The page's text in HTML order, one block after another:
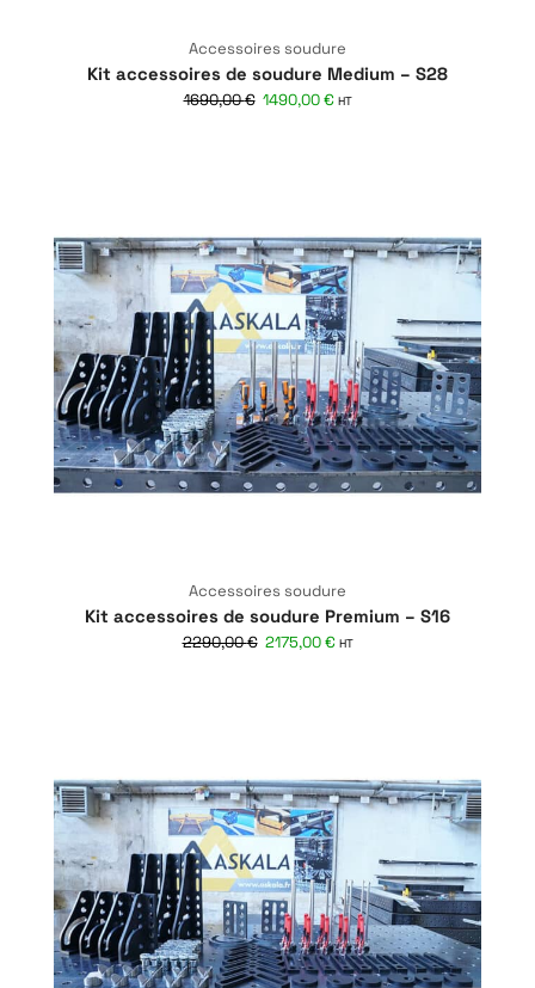
Accessoires soudure
Kit accessoires de soudure Medium – S28
1690,00€ 1490,00€ HT
Accessoires soudure
Kit accessoires de soudure Premium – S16
2290,00€ 2175,00€ HT